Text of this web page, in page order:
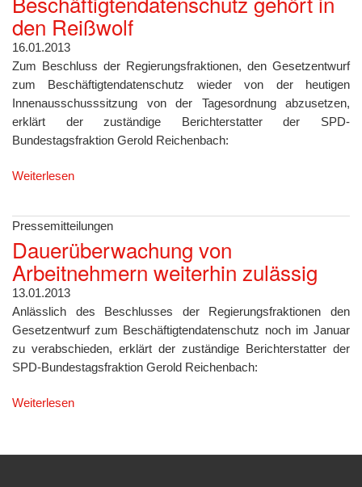
den Reißwolf
16.01.2013
Zum Beschluss der Regierungsfraktionen, den Gesetzentwurf
zum Beschäftigtendatenschutz wieder von der heutigen
Innenausschusssitzung von der Tagesordnung abzusetzen,
erklärt der zuständige Berichterstatter der SPD-
Bundestagsfraktion Gerold Reichenbach:
Weiterlesen
Pressemitteilungen
Dauerüberwachung von
Arbeitnehmern weiterhin zulässig
13.01.2013
Anlässlich des Beschlusses der Regierungsfraktionen den
Gesetzentwurf zum Beschäftigtendatenschutz noch im Januar
zu verabschieden, erklärt der zuständige Berichterstatter der
SPD-Bundestagsfraktion Gerold Reichenbach:
Weiterlesen